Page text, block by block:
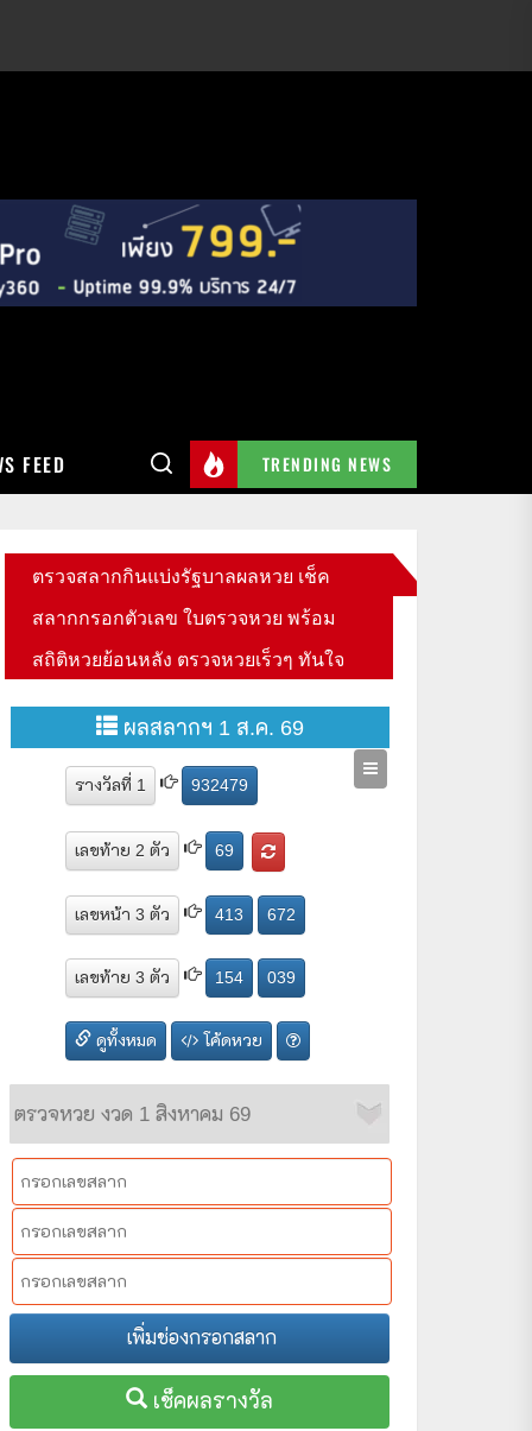
FEED TRENDING NEWS
เศรษฐกิจเมืองน่าเที่ยว
ตรวจสลากกินแบ่งรัฐบาลผลหวย เช็ค
สลากกรอกตัวเลข ใบตรวจหวย พร้อม
สถิติหวยย้อนหลัง ตรวจหวยเร็วๆ ทันใจ